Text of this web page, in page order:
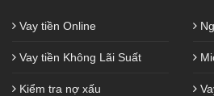
Vay tiền Online
Vay tiền Không Lãi Suất
Kiểm tra nợ xấu